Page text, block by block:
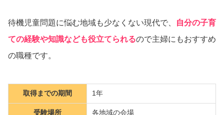
待機児童問題に悩む地域も少なくない現代で、
自分の子育
ての経験や知識なども役立てられるので主婦にもおすすめ
の職種です。
取得までの期間 1年
受験場所 各地域の会場